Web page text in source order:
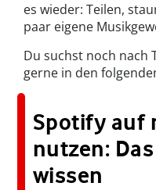
es wieder: Teilen,
paar eigene
Du suchst noch nach
gerne in den
Spotify auf
nutzen:
wissen